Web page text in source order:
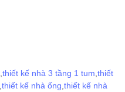
thiết kế nhà 3 tầng 1 tum thiết
thiết kế nhà ống thiết kế nhà